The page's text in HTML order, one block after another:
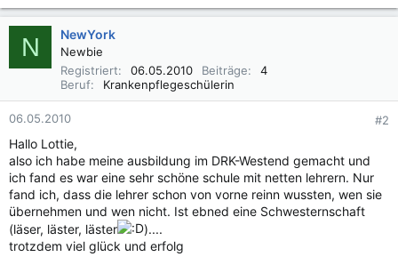
N NewYork
Newbie
Registriert
06.05.2010 Beiträge
4
Beruf
Krankenpflegeschülerin
06.05.2010 #2
Hallo Lottie,
also ich habe meine ausbildung im DRK-Westend gemacht und
ich fand es war eine sehr schöne schule mit netten lehrern. Nur
fand ich, dass die lehrer schon von vorne reinn wussten, wen sie
übernehmen und wen nicht. Ist ebned eine Schwesternschaft
(läser, läster, läster
)....
trotzdem viel glück und erfolg